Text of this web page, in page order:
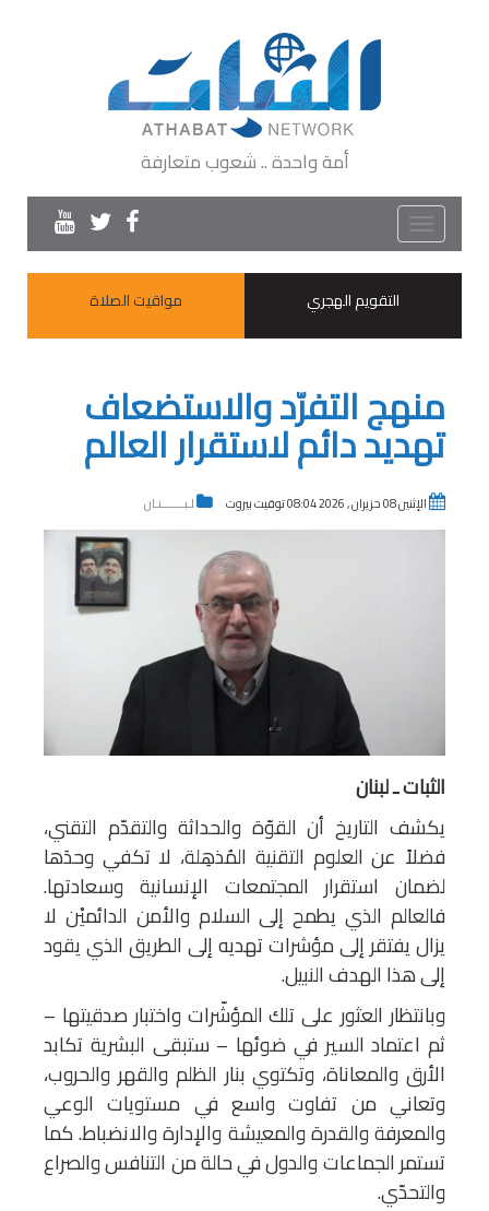
أمة واحدة .. شعوب متعارفة
Toggle
navigation
التقويم الهجري
مواقيت الصلاة
منهج التفرّد والاستضعاف
تهديد دائم لاستقرار العالم
الإثنين 08 حزيران , 2026 08:04 توقيت بيروت لـبـــــــنـان
الثبات ـ لبنان
يكشف التاريخ أن القوّة والحداثة والتقدّم التقني،
فضلاً عن العلوم التقنية المُذهِلة، لا تكفي وحدَها
لضمان استقرار المجتمعات الإنسانية وسعادتها.
فالعالم الذي يطمح إلى السلام والأمن الدائميْن لا
يزال يفتقر إلى مؤشرات تهديه إلى الطريق الذي يقود
إلى هذا الهدف النبيل.
وبانتظار العثور على تلك المؤشّرات واختبار صدقيتها –
ثم اعتماد السير في ضوئها – ستبقى البشرية تكابد
الأرق والمعاناة، وتكتوي بنار الظلم والقهر والحروب،
وتعاني من تفاوت واسع في مستويات الوعي
والمعرفة والقدرة والمعيشة والإدارة والانضباط. كما
تستمر الجماعات والدول في حالة من التنافس والصراع
والتحدّي.